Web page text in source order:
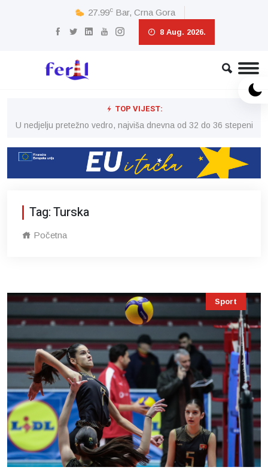
27.99c Bar, Crna Gora
8 Aug. 2026.
TOP VIJEST:
U nedjelju pretežno vedro, najviša dnevna od 32 do 36 stepeni
Tag: Turska
Početna
Sport